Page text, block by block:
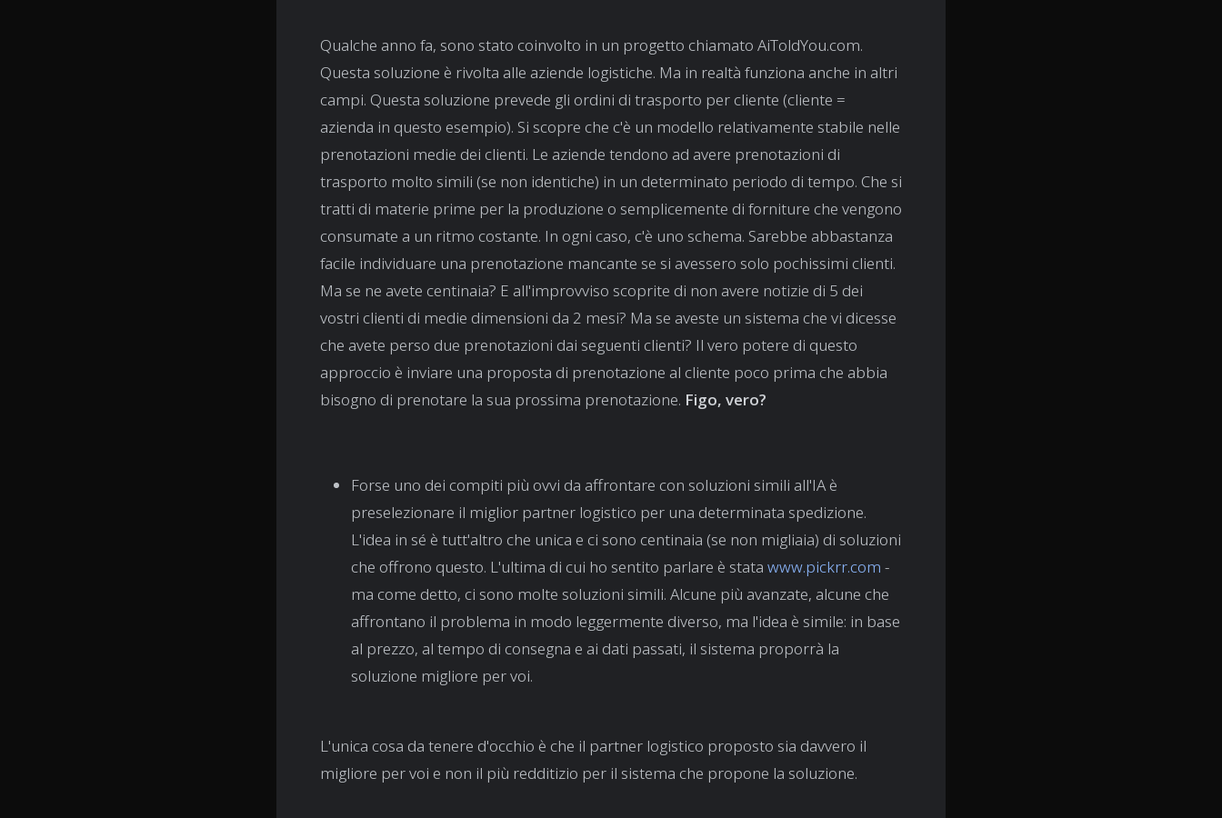
Qualche anno fa, sono stato coinvolto in un progetto chiamato AiToldYou.com.
Questa soluzione è rivolta alle aziende logistiche. Ma in realtà funziona anche in altri
campi. Questa soluzione prevede gli ordini di trasporto per cliente (cliente =
azienda in questo esempio). Si scopre che c'è un modello relativamente stabile nelle
prenotazioni medie dei clienti. Le aziende tendono ad avere prenotazioni di
trasporto molto simili (se non identiche) in un determinato periodo di tempo. Che si
tratti di materie prime per la produzione o semplicemente di forniture che vengono
consumate a un ritmo costante. In ogni caso, c'è uno schema. Sarebbe abbastanza
facile individuare una prenotazione mancante se si avessero solo pochissimi clienti.
Ma se ne avete centinaia? E all'improvviso scoprite di non avere notizie di 5 dei
vostri clienti di medie dimensioni da 2 mesi? Ma se aveste un sistema che vi dicesse
che avete perso due prenotazioni dai seguenti clienti? Il vero potere di questo
approccio è inviare una proposta di prenotazione al cliente poco prima che abbia
bisogno di prenotare la sua prossima prenotazione. Figo, vero?
Forse uno dei compiti più ovvi da affrontare con soluzioni simili all'IA è
preselezionare il miglior partner logistico per una determinata spedizione.
L'idea in sé è tutt'altro che unica e ci sono centinaia (se non migliaia) di soluzioni
che offrono questo. L'ultima di cui ho sentito parlare è stata www.pickrr.com -
ma come detto, ci sono molte soluzioni simili. Alcune più avanzate, alcune che
affrontano il problema in modo leggermente diverso, ma l'idea è simile: in base
al prezzo, al tempo di consegna e ai dati passati, il sistema proporrà la
soluzione migliore per voi.
L'unica cosa da tenere d'occhio è che il partner logistico proposto sia davvero il
migliore per voi e non il più redditizio per il sistema che propone la soluzione.